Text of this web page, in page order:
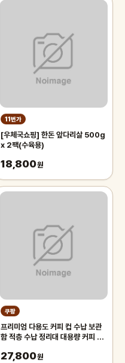
11번가
[우체국쇼핑] 한돈 앞다리살 500g
x 2팩(수육용)
18,800원
쿠팡
프리미엄 다용도 커피 컵 수납 보관
함 적층 수납 정리대 대용량 커피 트
27,800원